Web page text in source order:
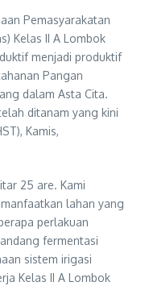
Pemasyarakatan
Kelas II A Lombok
menjadi produktif
Pangan
dalam Asta Cita.
ditanam yang kini
Kamis,
25 are. Kami
lahan yang
perlakuan
fermentasi
sistem irigasi
Kelas II A Lombok